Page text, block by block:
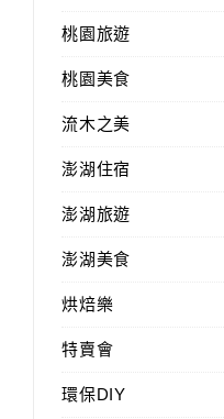
桃園旅遊
桃園美食
流木之美
澎湖住宿
澎湖旅遊
澎湖美食
烘焙樂
特賣會
環保DIY